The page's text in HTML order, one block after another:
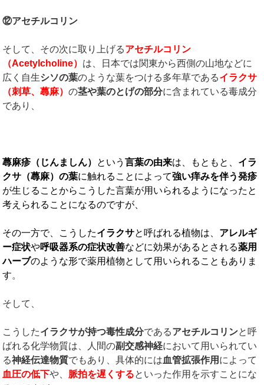
⑫アセチルコリン
そして、その次に取り上げるアセチルコリン
（Acetylcholine） は、日本では関東から西側の山地などに
広く自生シソの葉のような葉をつける多年草であるイラクサ
（刺草、蕁麻）の茎や葉のとげの部分に含まれている毒成分
であり、
蕁麻疹（じんましん） という言葉の由来は、もともと、 イラ
クサ（蕁麻）の葉に触れることによって強い痒みを伴う発疹
が生じることからこうした言葉が用いられるようになったと
考えられることになるのですが、
その一方で、こうしたイラクサと呼ばれる植物は、 アレルギ
ー症状や呼吸器系の症状改善などに効果があるとされる薬用
ハーブのような形で薬用植物として用いられることもありま
す。
そして、
こうしたイラクサが持つ毒性成分であるアセチルコリンと呼
ばれる化学物質は、人間の副交感神経において用いられてい
る神経伝達物質でもあり、具体的には血管拡張作用 によって
血圧の低下や、 脈拍を遅くするといった作用を示すことにな